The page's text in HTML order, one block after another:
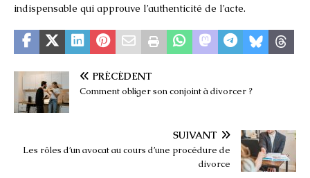
indispensable qui approuve l’authenticité de l’acte.
PRÉCÉDENT
Comment obliger son conjoint à divorcer ?
SUIVANT
Les rôles d’un avocat au cours d’une procédure de
divorce